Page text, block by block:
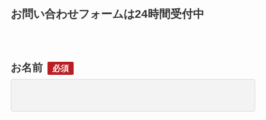
お問い合わせフォームは24時間受付中
お名前 必須